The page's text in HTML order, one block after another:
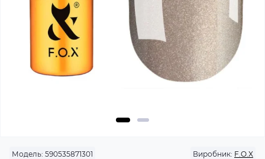
Модель: 590535871301 Виробник: F.O.X